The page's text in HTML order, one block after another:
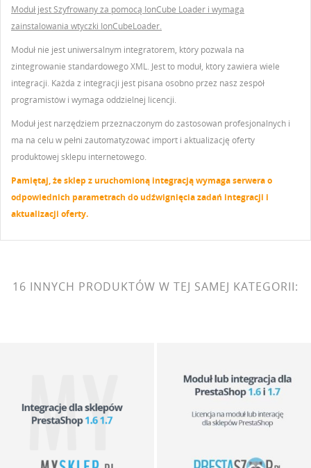
Moduł jest Szyfrowany za pomocą IonCube Loader i wymaga
zainstalowania wtyczki IonCubeLoader.
Moduł nie jest uniwersalnym integratorem, który pozwala na
zintegrowanie standardowego XML. Jest to moduł, który zawiera wiele
integracji. Każda z integracji jest pisana osobno przez nasz zespół
programistów i wymaga oddzielnej licencji.
Moduł jest narzędziem przeznaczonym do zastosowań profesjonalnych i
ma na celu w pełni zautomatyzować import i aktualizację oferty
produktowej sklepu internetowego.
Pamiętaj, że sklep z uruchomioną integracją wymaga serwera o
odpowiednich parametrach do udźwignięcia zadań integracji i
aktualizacji oferty.
16 INNYCH PRODUKTÓW W TEJ SAMEJ KATEGORII: